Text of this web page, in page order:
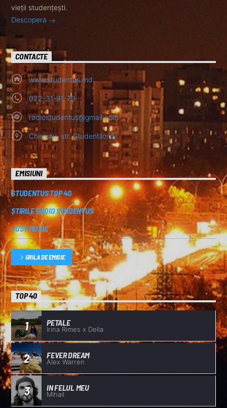
vieții studențești.
Descopera
CONTACTE
www.studentus.md
022-31-91-79
radiostudentus@gmail.com
Chisinau, str. Studentilor 5
EMISIUNI
STUDENTUS TOP 40
ȘTIRILE RADIO STUDENTUS
JUST MUSIC
GRILA DE EMISIE
TOP 40
1 PETALE
Irina Rimes x Delia
2 FEVER DREAM
Alex Warren
3 IN FELUL MEU
Mihail